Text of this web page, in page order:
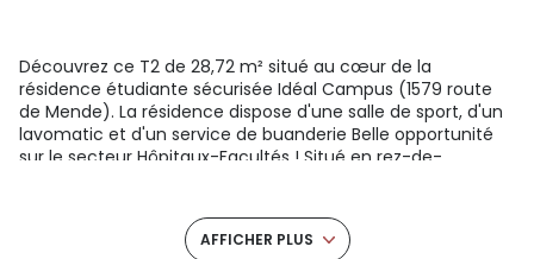
Découvrez ce T2 de 28,72 m² situé au cœur de la
résidence étudiante sécurisée Idéal Campus (1579 route
de Mende). La résidence dispose d'une salle de sport, d'un
lavomatic et d'un service de buanderie Belle opportunité
sur le secteur Hôpitaux-Facultés ! Situé en rez-de-
facultés (Université Paul-Valéry, Facultés de Sciences).
Secteur dynamique parfaitement desservi par les
AFFICHER PLUS